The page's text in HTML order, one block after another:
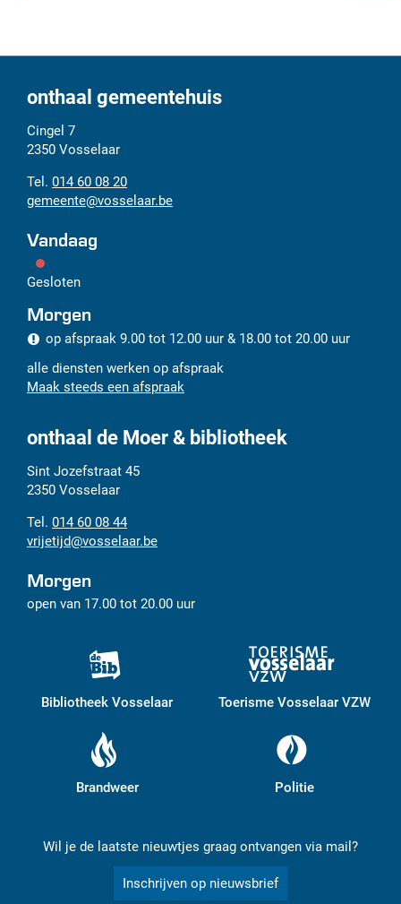
onthaal gemeentehuis
Adres
Cingel 7
2350 Vosselaar
Tel.
014 60 08 20
E-
mail
gemeente@vosselaar.be
Vandaag
Gesloten
Morgen
op afspraak 9.00 tot 12.00 uur & 18.00 tot 20.00 uur
alle diensten werken op afspraak
Maak steeds een afspraak
onthaal de Moer & bibliotheek
Adres
Sint Jozefstraat 45
2350 Vosselaar
Tel.
014 60 08 44
E-
mail
vrijetijd@vosselaar.be
Morgen
open van 17.00 tot 20.00 uur
Bibliotheek Vosselaar Toerisme Vosselaar VZW
Brandweer Politie
Wil je de laatste nieuwtjes graag ontvangen via mail?
Inschrijven op nieuwsbrief